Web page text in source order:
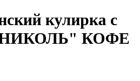
кулирка с
КОФЕ